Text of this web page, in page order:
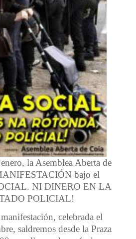
la Asemblea Aberta de
bajo el
NI DINERO EN LA
POLICIAL!
celebrada el
saldremos desde la Praza